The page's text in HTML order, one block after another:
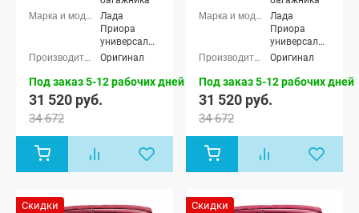
Лада
Приора
универсал
(ВАЗ 2171)
Оригинал
Под заказ 5-12 рабочих дней
31 520 руб.
34 672
Лада
Приора
универсал
(ВАЗ 2171)
Оригинал
Под заказ 5-12 рабочих дней
31 520 руб.
34 672
Скидки Скидки